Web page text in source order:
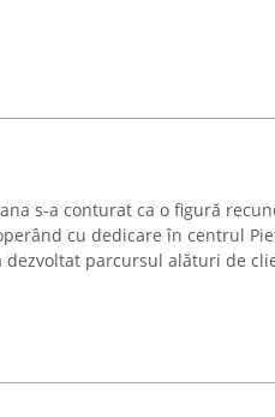
s-a conturat ca o figură
cu dedicare în centrul
dezvoltat parcursul alături de